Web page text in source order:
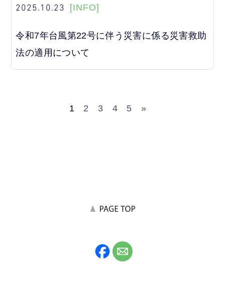
2025.10.23 [INFO]
令和7年台風第22号に伴う災害に係る災害救助
法の適用について
1 2 3 4 5 »